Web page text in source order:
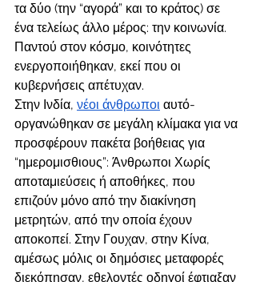
τα δύο (την “αγορά” και το κράτος) σε
ένα τελείως άλλο μέρος: την κοινωνία.
Παντού στον κόσμο, κοινότητες
ενεργοποιήθηκαν, εκεί που οι
κυβερνήσεις απέτυχαν.
Στην Ινδία, νέοι άνθρωποι αυτό-
οργανώθηκαν σε μεγάλη κλίμακα για να
προσφέρουν πακέτα βοήθειας για
“ημερομισθιους”: Άνθρωποι Χωρίς
αποταμιεύσεις ή αποθήκες, που
επιζούν μόνο από την διακίνηση
μετρητών, από την οποία έχουν
αποκοπεί. Στην Γουχαν, στην Κίνα,
αμέσως μόλις οι δημόσιες μεταφορές
διεκόπησαν, εθελοντές οδηγοί έφτιαξαν